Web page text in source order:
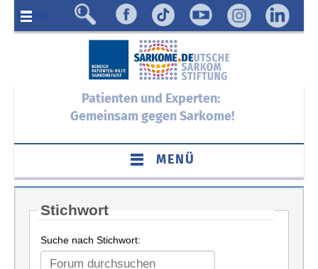
Menü
Patienten und Experten:
Gemeinsam gegen Sarkome!
MENÜ
Stichwort
Suche nach Stichwort: